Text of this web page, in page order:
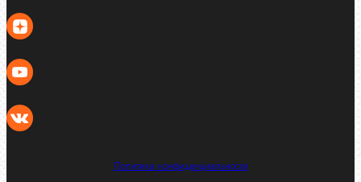
Политика конфиденциальности